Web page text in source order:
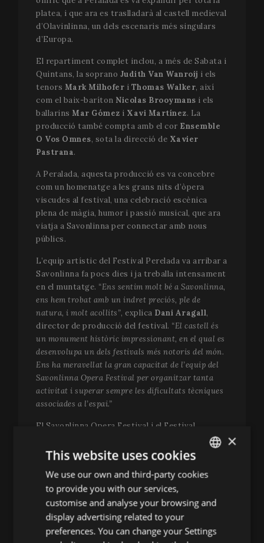
platea, i que ara es traslladarà al castell medieval
d’Olavinlinna, un dels escenaris més singulars
d’Europa.
El repartiment complet inclou, a més de Sabata i
Quintans, la soprano Judith Van Wanroij i els
tenors Mark Milhofer i Thomas Walker, així
com el baix-baríton Nicolas Brooymans i els
ballarins Mar Gómez i Xavi Martínez. La
producció també compta amb el cor Ensemble
O Vos Omnes, sota la direcció de Xavier
Pastrana.
A Peralada, aquesta producció es va concebre
com un homenatge a les grans nits d’òpera
viscudes al festival, una celebració escènica
plena de màgia, humor i passió musical, que ara
viatja a Savonlinna per connectar amb nous
públics.
L’equip artístic del Festival Perelada va arribar a
Savonlinna fa pocs dies i ja treballa intensament
en el muntatge. “Ens sentim molt bé a Savonlinna,
ens hem trobat amb un indret preciós, ple de
natura, i molt acollits”, explica Dani Aragall,
director de producció del festival. “El castell és
un monument històric impressionant, en el qual es
desenvolupa un dels festivals més notoris del món.
Ens ha meravellat la gran capacitat de l’equip del
Savonlinna Opera Festival per organitzar tanta
activitat i superar sempre les dificultats tècniques
associades a l’espai.”
El Savonlinna Opera Festival i el Festival
vinculada a la natura, el patrimoni i la creació
clau per fer realitat una col·laboració que suposa
un reconeixement a la trajectòria artística de
Perelada i una oportunitat per fer sentir la seva
veu a Europa. El festival català se suma així a una
selecta llista de convidats per Savonlinna, que en
ENGLISH
FRENCH
×
This website uses cookies
We use our own and third-party cookies
to provide you with our services,
customise and analyse your browsing and
display advertising related to your
preferences. You can change your Settings